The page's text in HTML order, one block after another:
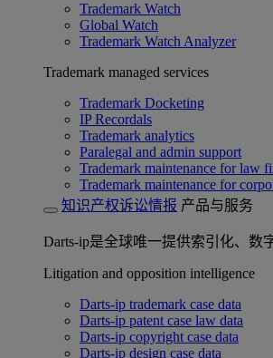
Trademark Watch
Global Watch
Trademark Watch Analyzer
Trademark managed services
Trademark Docketing
IP Recordals
Trademark analytics
Paralegal and admin support
Trademark maintenance for law
Trademark maintenance for
知识产权诉讼情报 产品与服务
Darts-ip是全球唯一提供索引化、
Litigation and opposition intelligence
Darts-ip trademark case data
Darts-ip patent case law data
Darts-ip copyright case data
Darts-ip design case data